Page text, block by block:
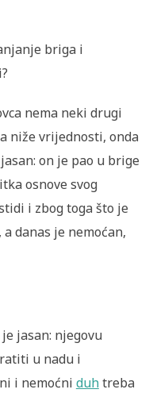
briga i
nema neki drugi
niže vrijednosti, onda
on je pao u brige
osnove svog
i zbog toga što je
danas je nemoćan,
jasan: njegovu
u nadu i
i nemoćni duhtreba